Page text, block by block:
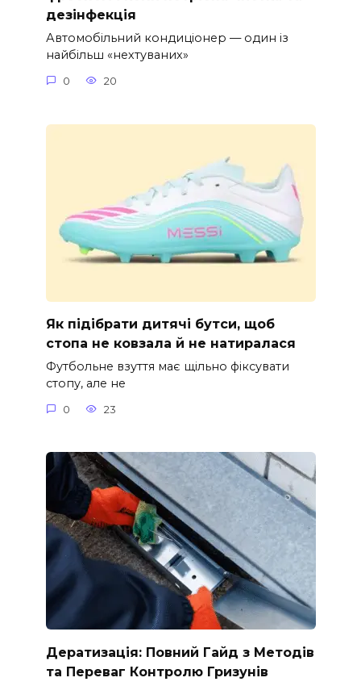
дезінфекція
Автомобільний кондиціонер — один із
найбільш «нехтуваних»
0 20
Як підібрати дитячі бутси, щоб
стопа не ковзала й не натиралася
Футбольне взуття має щільно фіксувати
стопу, але не
0 23
Дератизація: Повний Гайд з Методів
та Переваг Контролю Гризунів